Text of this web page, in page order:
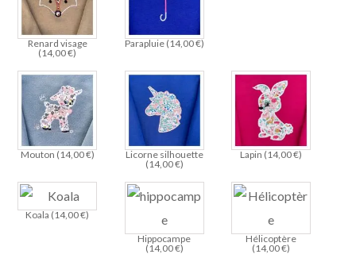
Renard visage
(14,00€)
Parapluie (14,00€)
Mouton (14,00€)
Licorne silhouette
(14,00€)
Lapin (14,00€)
Koala (14,00€)
Hippocampe
(14,00€)
Hélicoptère
(14,00€)